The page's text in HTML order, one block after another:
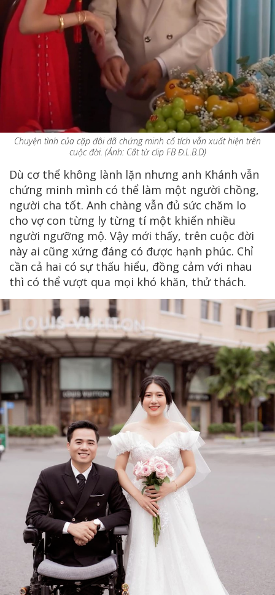
Chuyện tình của cặp đôi đã chứng minh cổ tích vẫn xuất hiện trên
cuộc đời. (Ảnh: Cắt từ clip FB Đ.L.B.D)
Dù cơ thể không lành lặn nhưng anh Khánh vẫn
chứng minh mình có thể làm một người chồng,
người cha tốt. Anh chàng vẫn đủ sức chăm lo
cho vợ con từng ly từng tí một khiến nhiều
người ngưỡng mộ. Vậy mới thấy, trên cuộc đời
này ai cũng xứng đáng có được hạnh phúc. Chỉ
cần cả hai có sự thấu hiểu, đồng cảm với nhau
thì có thể vượt qua mọi khó khăn, thử thách.